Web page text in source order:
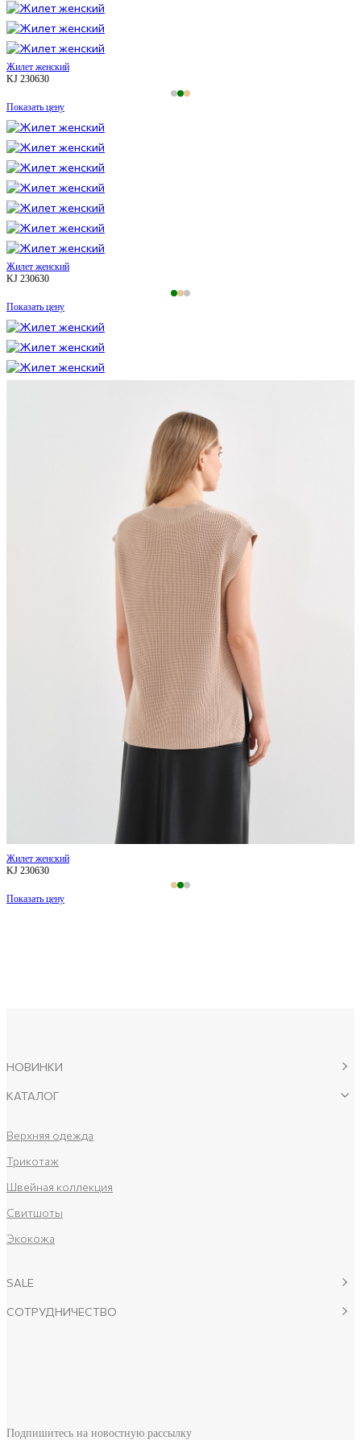
Жилет женский
KJ 230630
Показать цену
Жилет женский
KJ 230630
Показать цену
Жилет женский
KJ 230630
Показать цену
НОВИНКИ
КАТАЛОГ
Верхняя одежда
Трикотаж
Швейная коллекция
Свитшоты
Экокожа
SALE
СОТРУДНИЧЕСТВО
Подпишитесь на новостную рассылку